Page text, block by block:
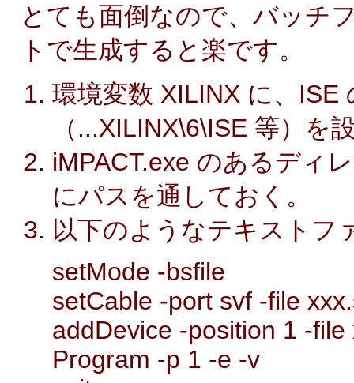
とても面倒なので、バッチ
トで生成すると楽です。
環境変数 XILINX に、ISE
（...XILINX\6\ISE 等）を
iMPACT.exe のあるディ
にパスを通しておく。
以下のようなテキストフ
setMode -bsfile
setCable -port svf -file
addDevice -position 1 -file
Program -p 1 -e -v